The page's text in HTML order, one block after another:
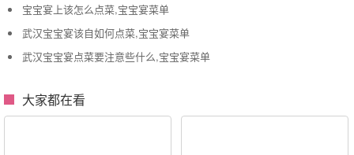
宝宝宴上该怎么点菜,宝宝宴菜单
武汉宝宝宴该自如何点菜,宝宝宴菜单
武汉宝宝宴点菜要注意些什么,宝宝宴菜单
大家都在看